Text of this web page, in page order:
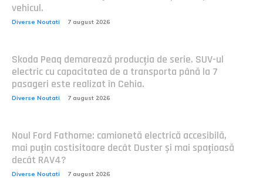
vehicul.
Diverse Noutati 7 august 2026
Skoda Peaq demarează producția de serie. SUV-ul
electric cu capacitatea de a transporta până la 7
pasageri este realizat în Cehia.
Diverse Noutati 7 august 2026
Noul Ford Fathome: camionetă electrică accesibilă,
mai puțin costisitoare decât Duster și mai spațioasă
decât RAV4?
Diverse Noutati 7 august 2026